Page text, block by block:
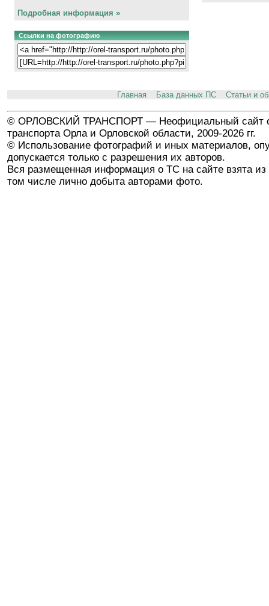
Подробная информация »
Ссылки на фотографию
Главная База данных ПС Статьи и
© ОРЛОВСКИЙ ТРАНСПОРТ — Неофициальный сайт
транспорта Орла и Орловской области, 2009-2026 гг.
© Использование фотографий и иных материалов,
допускается только с разрешения их авторов.
Вся размещенная информация о ТС на сайте взята из
том числе лично добыта авторами фото.